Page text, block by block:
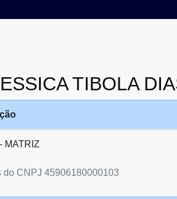
TIBOLA
do CNPJ 45906180000103
MATRIZ